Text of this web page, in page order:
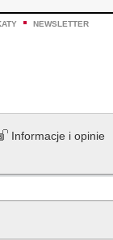
NEWSLETTER
Informacje i opinie